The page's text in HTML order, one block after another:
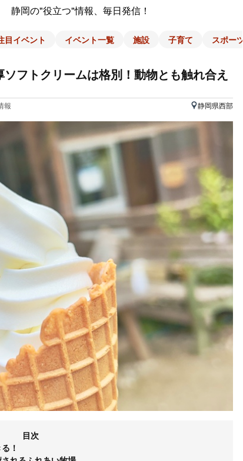
静岡の"役立つ"情報、毎日発信！
目イベント イベント一覧 施設 子育て スポーツ
ソフトクリームは格別！動物とも触れ合え
報 静岡県西部
目次
！